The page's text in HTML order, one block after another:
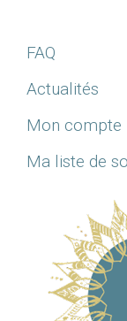
FAQ
Actualités
Mon compte
Ma liste de